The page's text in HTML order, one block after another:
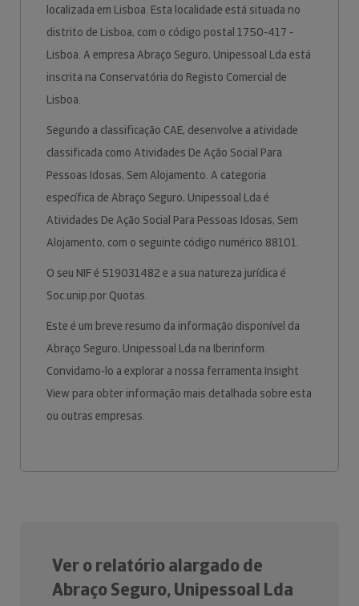
localizada em Lisboa. Esta localidade está situada no
distrito de Lisboa, com o código postal 1750-417 -
Lisboa. A empresa Abraço Seguro, Unipessoal Lda está
inscrita na Conservatória do Registo Comercial de
Lisboa.
Segundo a classificação CAE, desenvolve a atividade
classificada como Atividades De Ação Social Para
Pessoas Idosas, Sem Alojamento. A categoria
específica de Abraço Seguro, Unipessoal Lda é
Atividades De Ação Social Para Pessoas Idosas, Sem
Alojamento, com o seguinte código numérico 88101.
O seu NIF é 519031482 e a sua natureza jurídica é
Soc.unip.por Quotas.
Este é um breve resumo da informação disponível da
Abraço Seguro, Unipessoal Lda na Iberinform.
Convidamo-lo a explorar a nossa ferramenta Insight
View para obter informação mais detalhada sobre esta
ou outras empresas.
Ver o relatório alargado de
Abraço Seguro, Unipessoal Lda